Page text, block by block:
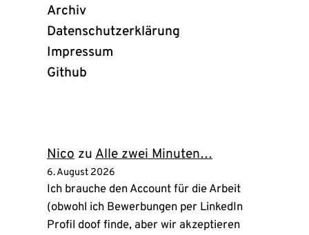
Archiv
Datenschutzerklärung
Impressum
Github
Nico zu Alle zwei Minuten…
6. August 2026
Ich brauche den Account für die Arbeit
(obwohl ich Bewerbungen per LinkedIn
Profil doof finde, aber wir akzeptieren